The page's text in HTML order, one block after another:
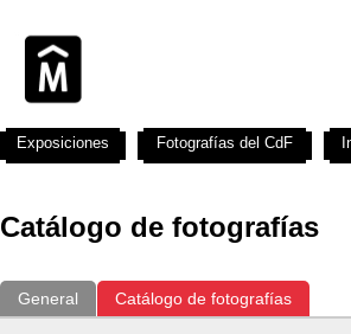
Catálogo de fotografías
General Catálogo de fotografías
Exposiciones Fotografías del CdF